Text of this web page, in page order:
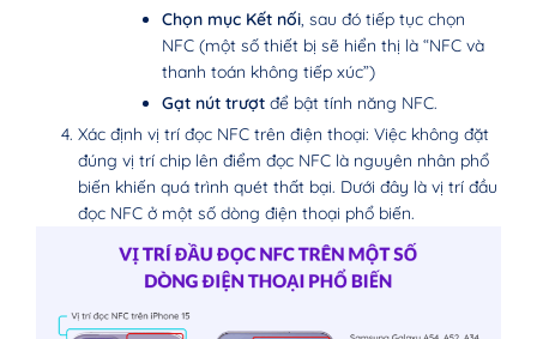
Chọn mục Kết nối, sau đó tiếp tục chọn
NFC (một số thiết bị sẽ hiển thị là “NFC và
thanh toán không tiếp xúc”)
Gạt nút trượt để bật tính năng NFC.
Xác định vị trí đọc NFC trên điện thoại: Việc không đặt
đúng vị trí chip lên điểm đọc NFC là nguyên nhân phổ
biến khiến quá trình quét thất bại. Dưới đây là vị trí đầu
đọc NFC ở một số dòng điện thoại phổ biến.